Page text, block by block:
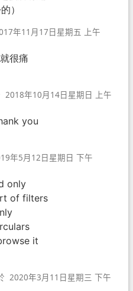
）
年11月17日星期五 上午
很痛
2018年10月14日星期日 上午
you
年5月12日星期日 下午
only
of filters
it
2020年3月11日星期三 下午